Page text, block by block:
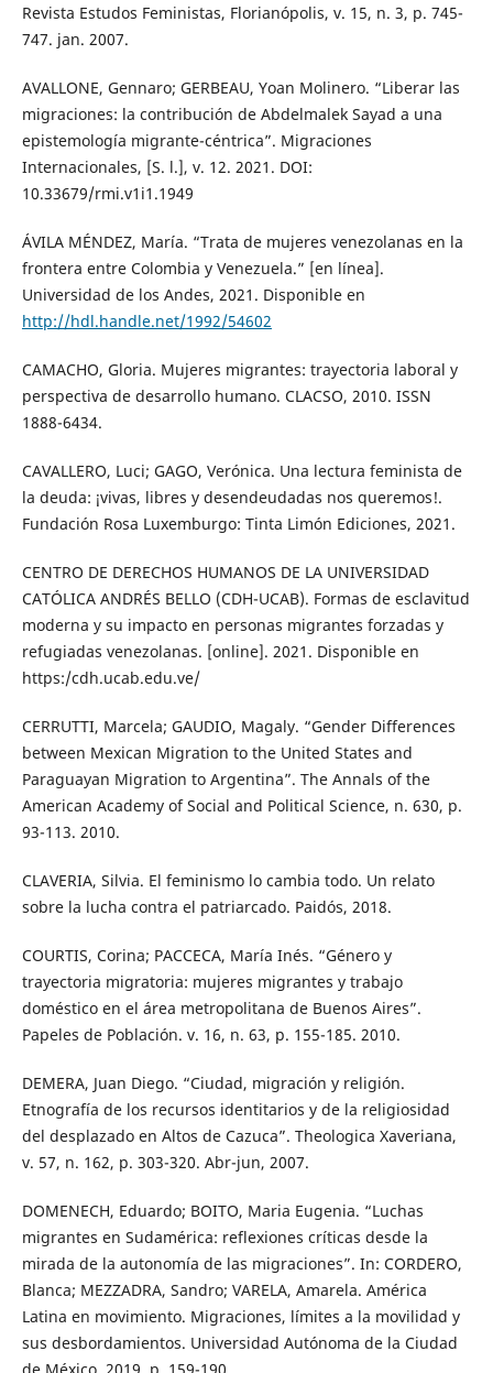
Revista Estudos Feministas, Florianópolis, v. 15, n. 3, p. 745-
747. jan. 2007.
AVALLONE, Gennaro; GERBEAU, Yoan Molinero. “Liberar las
migraciones: la contribución de Abdelmalek Sayad a una
epistemología migrante-céntrica”. Migraciones
Internacionales, [S. l.], v. 12. 2021. DOI:
10.33679/rmi.v1i1.1949
ÁVILA MÉNDEZ, María. “Trata de mujeres venezolanas en la
frontera entre Colombia y Venezuela.” [en línea].
Universidad de los Andes, 2021. Disponible en
http://hdl.handle.net/1992/54602
CAMACHO, Gloria. Mujeres migrantes: trayectoria laboral y
perspectiva de desarrollo humano. CLACSO, 2010. ISSN
1888-6434.
CAVALLERO, Luci; GAGO, Verónica. Una lectura feminista de
la deuda: ¡vivas, libres y desendeudadas nos queremos!.
Fundación Rosa Luxemburgo: Tinta Limón Ediciones, 2021.
CENTRO DE DERECHOS HUMANOS DE LA UNIVERSIDAD
CATÓLICA ANDRÉS BELLO (CDH-UCAB). Formas de esclavitud
moderna y su impacto en personas migrantes forzadas y
refugiadas venezolanas. [online]. 2021. Disponible en
https:/cdh.ucab.edu.ve/
CERRUTTI, Marcela; GAUDIO, Magaly. “Gender Differences
between Mexican Migration to the United States and
Paraguayan Migration to Argentina”. The Annals of the
American Academy of Social and Political Science, n. 630, p.
93-113. 2010.
CLAVERIA, Silvia. El feminismo lo cambia todo. Un relato
sobre la lucha contra el patriarcado. Paidós, 2018.
COURTIS, Corina; PACCECA, María Inés. “Género y
trayectoria migratoria: mujeres migrantes y trabajo
doméstico en el área metropolitana de Buenos Aires”.
Papeles de Población. v. 16, n. 63, p. 155-185. 2010.
DEMERA, Juan Diego. “Ciudad, migración y religión.
Etnografía de los recursos identitarios y de la religiosidad
del desplazado en Altos de Cazuca”. Theologica Xaveriana,
v. 57, n. 162, p. 303-320. Abr-jun, 2007.
DOMENECH, Eduardo; BOITO, Maria Eugenia. “Luchas
migrantes en Sudamérica: reflexiones críticas desde la
mirada de la autonomía de las migraciones”. In: CORDERO,
Blanca; MEZZADRA, Sandro; VARELA, Amarela. América
Latina en movimiento. Migraciones, límites a la movilidad y
sus desbordamientos. Universidad Autónoma de la Ciudad